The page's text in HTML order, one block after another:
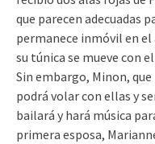
que parecen adecuadas
permanece inmóvil en el
su túnica se mueve con
Sin embargo, Minon, que
podrá volar con ellas y
bailará y hará música
primera esposa,